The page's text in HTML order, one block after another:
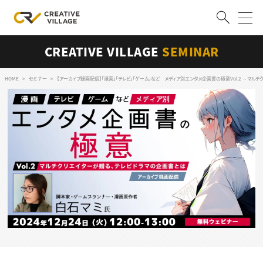
ログイン 会員登録
RECRUIT
クリエイター求人を探す
CREATIVE JOB求人検索
特集求人
採用説明会
転職支援サービス
CONTENTS
スキルアップしたい！
CREATIVE VILLAGE SEMINAR
HOME セミナー 【アーカイブ録画配信】「漫画」「テレビ」「ゲーム」など メディア別エンタメ企画書の極意Vol.2 ～マル